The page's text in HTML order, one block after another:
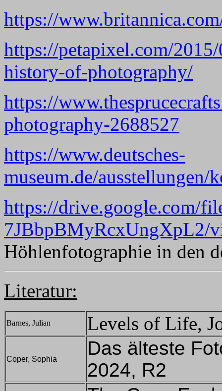
https://
https://petapixel.com/
history-of-photography/
https://
photography-2688527
https://www.deutsches-
museum.de/
https://drive.google.com/
7JBbpBMyRcxUngXpL2/
Höhlenfotographie in den
Literatur:
Barnes, Julian Levels of Life,
Coper, Sophia
Das älteste
2024, R2